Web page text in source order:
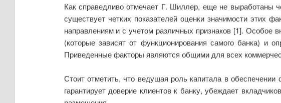
Как справедливо отмечает Г. Шиллер, еще не выработаны
существует четких показателей оценки значимости этих
направлениям и с учетом различных признаков [1]. Особое
(которые зависят от функционирования самого банка) и
Приведенные факторы являются общими для всех
Стоит отметить, что ведущая роль капитала в
гарантирует доверие клиентов к банку, убеждает